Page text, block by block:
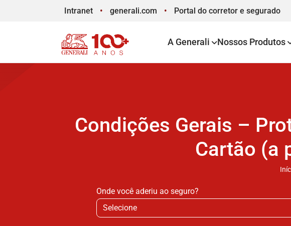
Intranet generali.com Portal do corretor e segurado
A Generali Nossos Produtos
Condições Gerais –
Cartão (a
Onde você aderiu ao seguro?
Selecione